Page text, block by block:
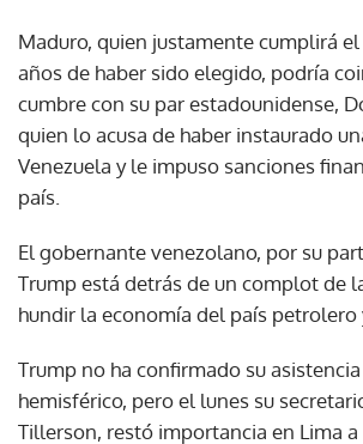
Maduro, quien justamente cumplirá
años de haber sido elegido, podría
cumbre con su par estadounidense,
quien lo acusa de haber instaurado
Venezuela y le impuso sanciones
país.
El gobernante venezolano, por su
Trump está detrás de un complot de
hundir la economía del país petrolero
Trump no ha confirmado su
hemisférico, pero el lunes su
Tillerson, restó importancia en Lima